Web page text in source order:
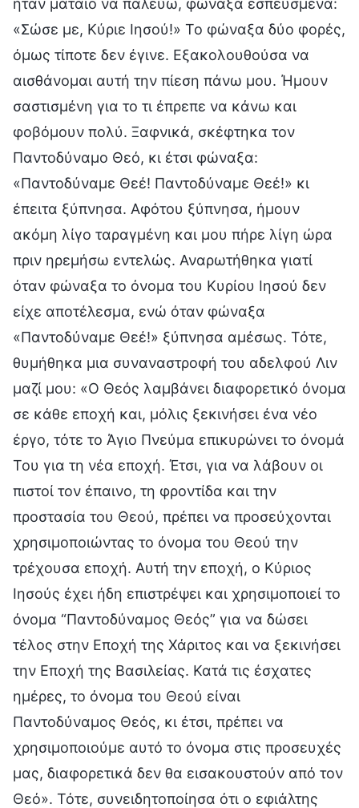
«Σώσε με, Κύριε Ιησού!» Το φώναξα δύο φορές,
όμως τίποτε δεν έγινε. Εξακολουθούσα να
αισθάνομαι αυτή την πίεση πάνω μου. Ήμουν
σαστισμένη για το τι έπρεπε να κάνω και
φοβόμουν πολύ. Ξαφνικά, σκέφτηκα τον
Παντοδύναμο Θεό, κι έτσι φώναξα:
«Παντοδύναμε Θεέ! Παντοδύναμε Θεέ!» κι
έπειτα ξύπνησα. Αφότου ξύπνησα, ήμουν
ακόμη λίγο ταραγμένη και μου πήρε λίγη ώρα
πριν ηρεμήσω εντελώς. Αναρωτήθηκα γιατί
όταν φώναξα το όνομα του Κυρίου Ιησού δεν
είχε αποτέλεσμα, ενώ όταν φώναξα
«Παντοδύναμε Θεέ!» ξύπνησα αμέσως. Τότε,
θυμήθηκα μια συναναστροφή του αδελφού Λιν
μαζί μου: «Ο Θεός λαμβάνει διαφορετικό όνομα
σε κάθε εποχή και, μόλις ξεκινήσει ένα νέο
έργο, τότε το Άγιο Πνεύμα επικυρώνει το όνομά
Του για τη νέα εποχή. Έτσι, για να λάβουν οι
πιστοί τον έπαινο, τη φροντίδα και την
προστασία του Θεού, πρέπει να προσεύχονται
χρησιμοποιώντας το όνομα του Θεού την
τρέχουσα εποχή. Αυτή την εποχή, ο Κύριος
Ιησούς έχει ήδη επιστρέψει και χρησιμοποιεί το
όνομα “Παντοδύναμος Θεός” για να δώσει
τέλος στην Εποχή της Χάριτος και να ξεκινήσει
την Εποχή της Βασιλείας. Κατά τις έσχατες
ημέρες, το όνομα του Θεού είναι
Παντοδύναμος Θεός, κι έτσι, πρέπει να
χρησιμοποιούμε αυτό το όνομα στις προσευχές
μας, διαφορετικά δεν θα εισακουστούν από τον
Θεό». Τότε, συνειδητοποίησα ότι ο εφιάλτης